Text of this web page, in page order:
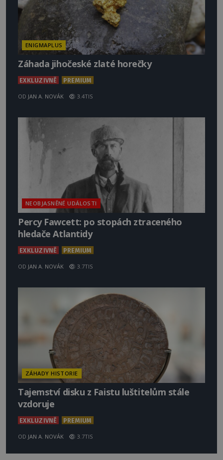
ENIGMAPLUS
Záhada jihočeské zlaté horečky
EXKLUZIVNĚ PREMIUM
OD JAN A. NOVÁK 3.4TIS
NEOBJASNĚNÉ UDÁLOSTI
Percy Fawcett: po stopách ztraceného
hledače Atlantidy
EXKLUZIVNĚ PREMIUM
OD JAN A. NOVÁK 3.7TIS
ZÁHADY HISTORIE
Tajemství disku z Faistu luštitelům stále
vzdoruje
EXKLUZIVNĚ PREMIUM
OD JAN A. NOVÁK 3.7TIS